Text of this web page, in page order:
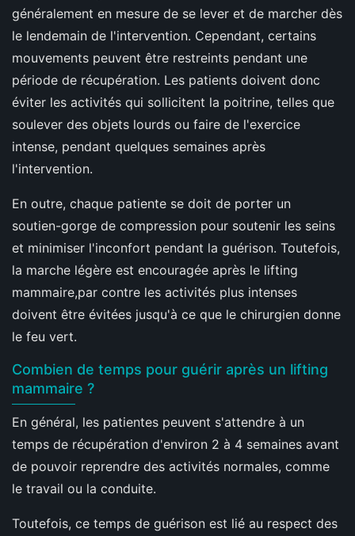
généralement en mesure de se lever et de marcher dès
le lendemain de l'intervention. Cependant, certains
mouvements peuvent être restreints pendant une
période de récupération. Les patients doivent donc
éviter les activités qui sollicitent la poitrine, telles que
soulever des objets lourds ou faire de l'exercice
intense, pendant quelques semaines après
l'intervention.
En outre, chaque patiente se doit de porter un
soutien-gorge de compression pour soutenir les seins
et minimiser l'inconfort pendant la guérison. Toutefois,
la marche légère est encouragée après le lifting
mammaire,par contre les activités plus intenses
doivent être évitées jusqu'à ce que le chirurgien donne
le feu vert.
Combien de temps pour guérir après un lifting
mammaire ?
En général, les patientes peuvent s'attendre à un
temps de récupération d'environ 2 à 4 semaines avant
de pouvoir reprendre des activités normales, comme
le travail ou la conduite.
Toutefois, ce temps de guérison est lié au respect des